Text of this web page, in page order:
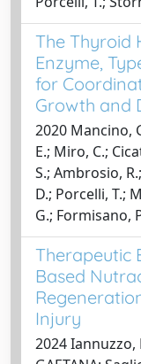
The Thyroid
Enzyme,
for
Growth and
2020 Mancino,
E.; Miro, C.;
S.; Ambrosio,
D.; Porcelli, T.;
G.; Formisano,
Therapeutic
Based
Injury
2024 Iannuzzo,